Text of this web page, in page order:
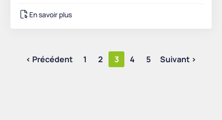
En savoir plus
< Précédent 1 2 3 4 5 Suivant >